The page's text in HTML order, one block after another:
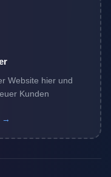
Website hier und
Kunden
→